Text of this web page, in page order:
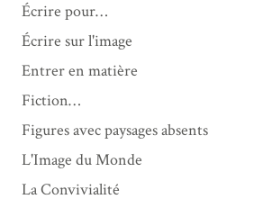
Écrire pour…
Écrire sur l'image
Entrer en matière
Fiction…
Figures avec paysages absents
L'Image du Monde
La Convivialité